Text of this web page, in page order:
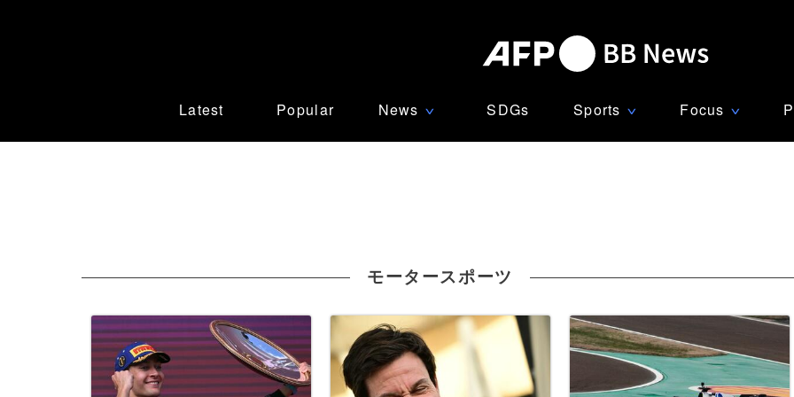
Latest Popular News ∨ SDGs Sports ∨ Focus ∨
モータースポーツ